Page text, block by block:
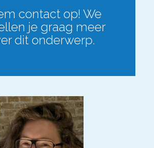
contact op! We
je graag meer
dit onderwerp.